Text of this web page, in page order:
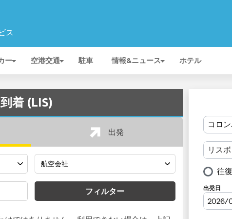
ス
ー 空港交通 駐車 情報&ニュース ホテル
着 (LIS)
出発
フィルター